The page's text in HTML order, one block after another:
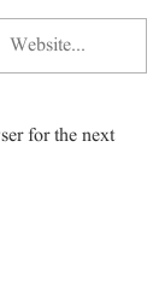
for the next